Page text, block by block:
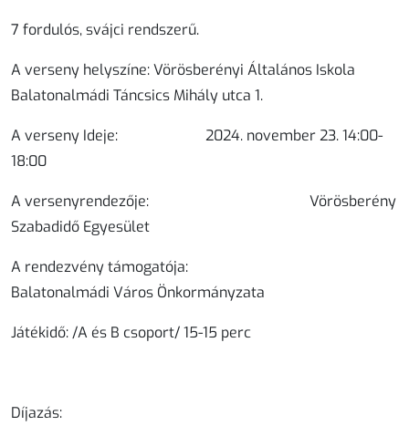
7 fordulós, svájci rendszerű.
A verseny helyszíne:Vörösberényi Általános Iskola
Balatonalmádi Táncsics Mihály utca 1.
A verseny Ideje: 2024. november 23. 14:00-
18:00
A versenyrendezője: Vörösberény
Szabadidő Egyesület
A rendezvény támogatója:
Balatonalmádi Város Önkormányzata
Játékidő:/A és B csoport/ 15-15 perc
Díjazás: